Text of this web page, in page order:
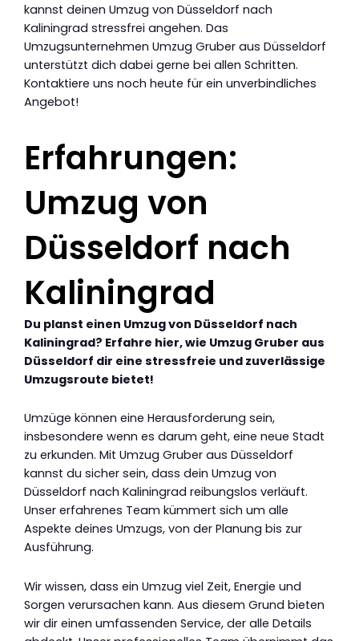
kannst deinen Umzug von Düsseldorf nach
Kaliningrad stressfrei angehen. Das
Umzugsunternehmen Umzug Gruber aus Düsseldorf
unterstützt dich dabei gerne bei allen Schritten.
Kontaktiere uns noch heute für ein unverbindliches
Angebot!
Erfahrungen:
Umzug von
Düsseldorf nach
Kaliningrad
Du planst einen Umzug von Düsseldorf nach
Kaliningrad? Erfahre hier, wie Umzug Gruber aus
Düsseldorf dir eine stressfreie und zuverlässige
Umzugsroute bietet!
Umzüge können eine Herausforderung sein,
insbesondere wenn es darum geht, eine neue Stadt
zu erkunden. Mit Umzug Gruber aus Düsseldorf
kannst du sicher sein, dass dein Umzug von
Düsseldorf nach Kaliningrad reibungslos verläuft.
Unser erfahrenes Team kümmert sich um alle
Aspekte deines Umzugs, von der Planung bis zur
Ausführung.
Wir wissen, dass ein Umzug viel Zeit, Energie und
Sorgen verursachen kann. Aus diesem Grund bieten
wir dir einen umfassenden Service, der alle Details